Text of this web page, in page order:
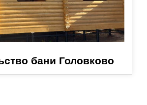
бани Головково